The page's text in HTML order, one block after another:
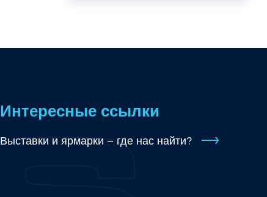
Интересные ссылки
Выставки и ярмарки – где нас найти?